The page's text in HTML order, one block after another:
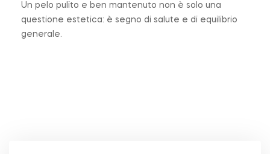
Un pelo pulito e ben mantenuto non è solo una
questione estetica: è segno di salute e di equilibrio
generale.